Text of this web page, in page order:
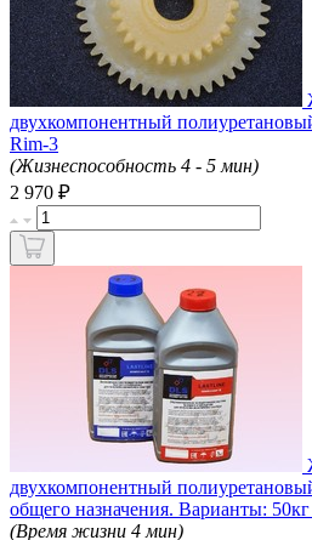
двухкомпонентный
Rim-3
(Жизнеспособность 4 - 5 мин)
2 970 ₽
двухкомпонентный
общего назначения. Варианты:
(Время жизни 4 мин)